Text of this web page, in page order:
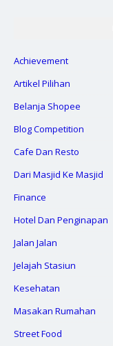
Achievement
Artikel Pilihan
Belanja Shopee
Blog Competition
Cafe Dan Resto
Dari Masjid Ke Masjid
Finance
Hotel Dan Penginapan
Jalan Jalan
Jelajah Stasiun
Kesehatan
Masakan Rumahan
Street Food